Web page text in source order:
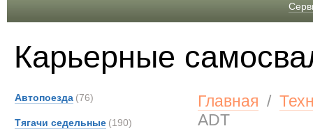
Карьерные
Автопоезда (76)
Тягачи седельные (190)
Главная /
ADT